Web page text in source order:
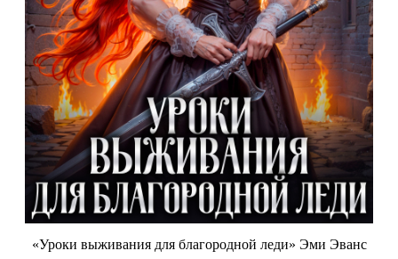
«Уроки выживания для благородной леди» Эми Эванс